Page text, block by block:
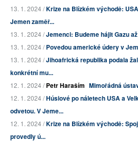
13. 1. 2024 /Krize na Blízkém východě:
Jemen zaměř...
13. 1. 2024 /Jemenci: Budeme hájit Gazu
13. 1. 2024 /Povedou americké údery v
13. 1. 2024 /Jihoafrická republika podala
konkrétní mu...
12. 1. 2024 /Petr Haraším Mimořádná
12. 1. 2024 /Húsiové po náletech USA a
odvetou. V Jeme...
12. 1. 2024 /Krize na Blízkém východě:
provedly ú...